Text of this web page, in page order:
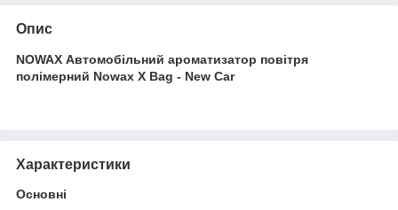
Опис
NOWAX Автомобільний ароматизатор повітря
полімерний Nowax X Bag - New Car
Характеристики
Основні